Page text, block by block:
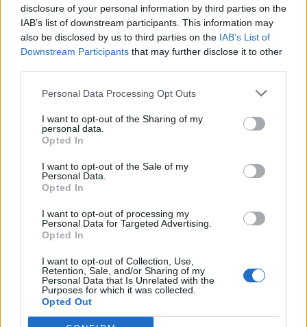
disclosure of your personal information by third parties on the
IAB’s list of downstream participants. This information may
also be disclosed by us to third parties on the IAB’s List of
Downstream Participants that may further disclose it to other
Personal Data Processing Opt Outs
I want to opt-out of the Sharing of my
personal data.
Opted In
I want to opt-out of the Sale of my
Personal Data.
Opted In
I want to opt-out of processing my
Personal Data for Targeted Advertising.
Opted In
I want to opt-out of Collection, Use,
Retention, Sale, and/or Sharing of my
Personal Data that Is Unrelated with the
Purposes for which it was collected.
Opted Out
08:06
Σήμερα το τελευταίο αντίο στον Λάκη Χαλκιά
«Καποδίστριας» στα Υακίνθεια 2026
07:54
Σήμερα απολογείται ο 26χρονος Αφγανός για τη
δολοφονία της Βρετανίδας στην Κυψέλη
ΣΧΕΤΙΚA AΡΘΡΑ